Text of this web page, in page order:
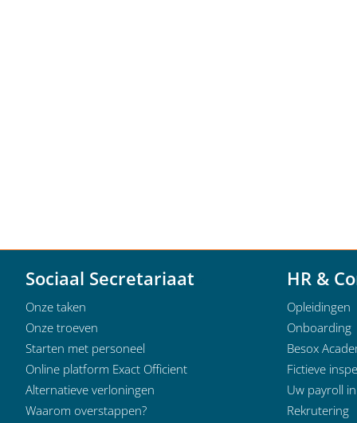
Sociaal Secretariaat
Onze taken
Onze troeven
Starten met personeel
Online platform Exact Officient
Alternatieve verloningen
Waarom overstappen?
HR &
Opleidingen
Onboarding
Besox
Fictieve
Uw payroll
Rekrutering